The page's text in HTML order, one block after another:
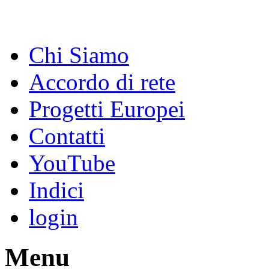
Chi Siamo
Accordo di rete
Progetti Europei
Contatti
YouTube
Indici
login
Menu